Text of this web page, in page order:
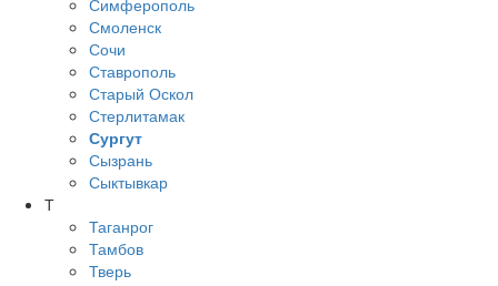
Симферополь
Смоленск
Сочи
Ставрополь
Старый Оскол
Стерлитамак
Сургут
Сызрань
Сыктывкар
Т
Таганрог
Тамбов
Тверь